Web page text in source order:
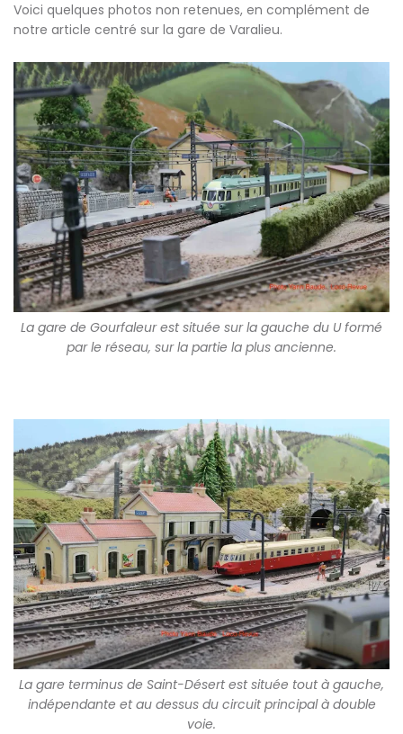
Voici quelques photos non retenues, en complément de
notre article centré sur la gare de Varalieu.
La gare de Gourfaleur est située sur la gauche du U formé
par le réseau, sur la partie la plus ancienne.
La gare terminus de Saint-Désert est située tout à gauche,
indépendante et au dessus du circuit principal à double
voie.